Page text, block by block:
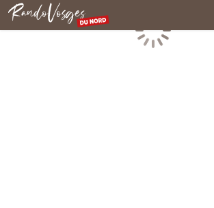
Nordvogesen
Laden